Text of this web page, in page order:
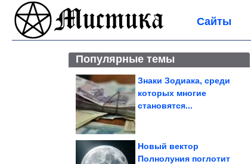
Сайты
Популярные темы
Знаки Зодиака, среди
которых многие
становятся...
Новый вектор
Полнолуния поглотит